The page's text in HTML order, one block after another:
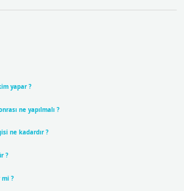
yapar ?
ne yapılmalı ?
ne kadardır ?
?
mi ?